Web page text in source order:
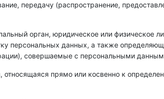
передачу (распространение,
орган, юридическое или физическое
персональных данных, а также
совершаемые с персональными
прямо или косвенно к